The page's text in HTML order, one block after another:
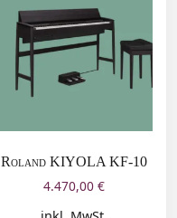
Roland KIYOLA KF-10
4.470,00€